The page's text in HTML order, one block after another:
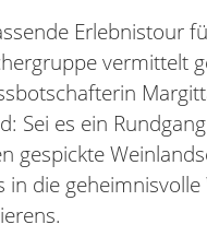
Erlebnistour
vermittelt
Sei es ein
gespickte
in die geheimnisvolle